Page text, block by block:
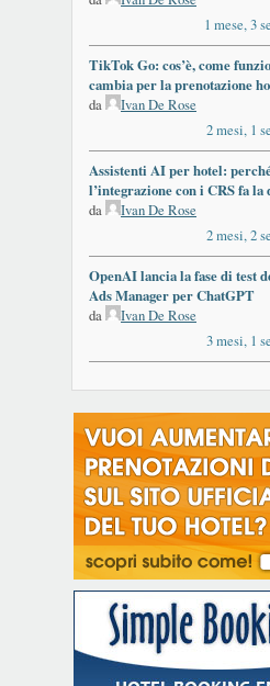
1 mese, 3
TikTok Go: cos’è, come
cambia per la prenotazione
da
Ivan De Rose
2 mesi, 1
Assistenti AI per hotel:
l’integrazione con i CRS fa la
da
Ivan De Rose
2 mesi, 2
OpenAI lancia la fase di test
Ads Manager per ChatGPT
da
Ivan De Rose
3 mesi, 1